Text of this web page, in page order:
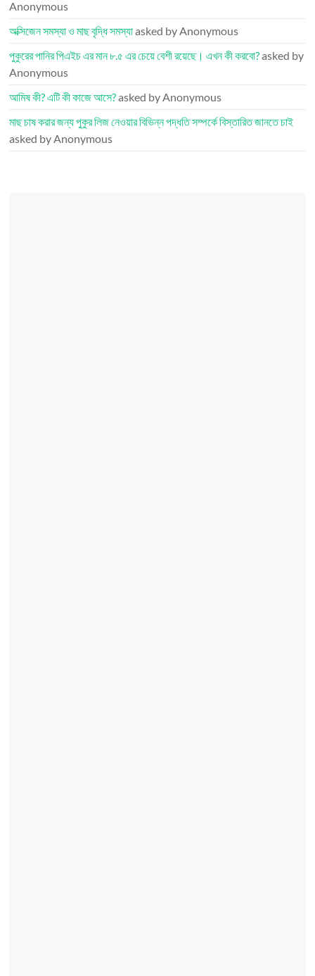
Anonymous
অক্সিজেন সমস্যা ও মাছ বৃদ্ধি সমস্যাasked by Anonymous
পুকুরের পানির পিএইচ এর মান ৮.৫ এর চেয়ে বেশী রয়েছে। এখন কী করবো?asked by
Anonymous
আমিষ কী? এটি কী কাজে আসে?asked by Anonymous
মাছ চাষ করার জন্য পুকুর লিজ নেওয়ার বিভিন্ন পদ্ধতি সম্পর্কে বিস্তারিত জানতে চাই
asked by Anonymous